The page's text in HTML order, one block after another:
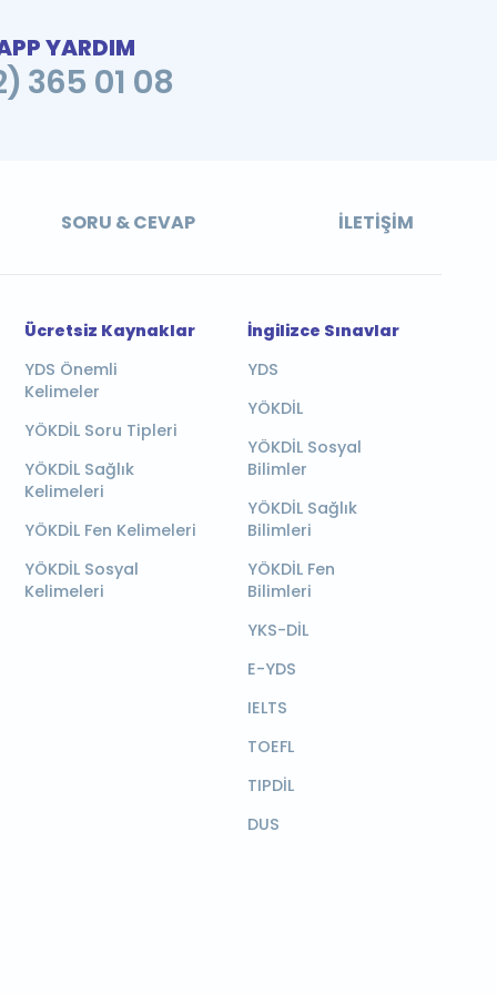
YARDIM
365 01 08
SORU & CEVAP İLETIŞIM
Ücretsiz Kaynaklar
YDS Önemli
Kelimeler
YÖKDİL Soru Tipleri
YÖKDİL Sağlık
Kelimeleri
YÖKDİL Fen Kelimeleri
YÖKDİL Sosyal
Kelimeleri
İngilizce Sınavlar
YDS
YÖKDİL
YÖKDİL Sosyal
Bilimler
YÖKDİL Sağlık
Bilimleri
YÖKDİL Fen
Bilimleri
YKS-DİL
E-YDS
IELTS
TOEFL
TIPDİL
DUS